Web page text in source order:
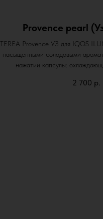
Provence pearl
TEREA Provence УЗ для IQOS
насыщенными солодовыми
нажатии капсулы:
2 700 р.